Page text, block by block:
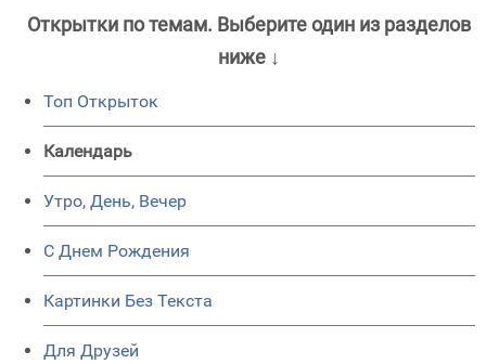
Открытки по темам. Выберите один из разделов
ниже ↓
Топ Открыток
Календарь
Утро, День, Вечер
C Днем Рождения
Картинки Без Текста
Для Друзей